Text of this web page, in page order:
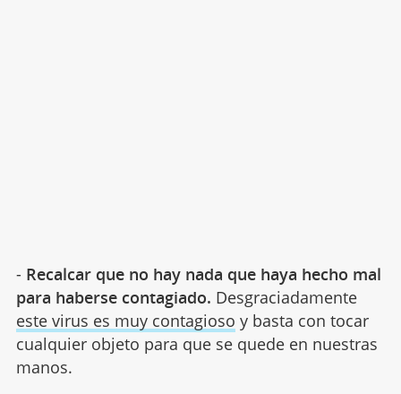
- Recalcar que no hay nada que haya hecho mal
para haberse contagiado. Desgraciadamente
este virus es muy contagioso y basta con tocar
cualquier objeto para que se quede en nuestras
manos.